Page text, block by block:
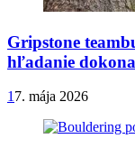
Gripstone
hľadanie
1 7. mája 2026